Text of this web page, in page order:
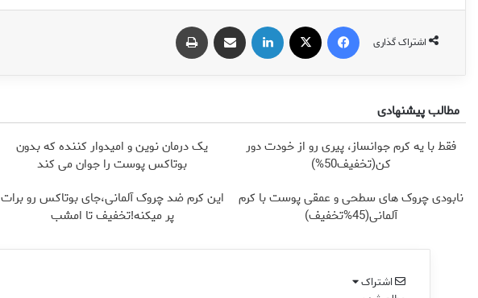
اشتراک گذاری
فیس بوک لینکدین اشتراک گذاری از طریق ایمیل
مطالب پیشنهادی
فقط با یه کرم جوانساز، پیری رو از خودت دور
کن(تخفیف50%)
یک درمان نوین و امیدوار کننده که بدون
بوتاکس پوست را جوان می کند
نابودی چروک های سطحی و عمقی پوست با کرم
آلمانی(45%تخفیف)
این کرم ضد چروک آلمانی،جای بوتاکس رو برات
پر میکنه!تخفیف تا امشب
اشتراک